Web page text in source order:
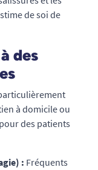
de soi de
des
à domicile ou
des patients
: Fréquents